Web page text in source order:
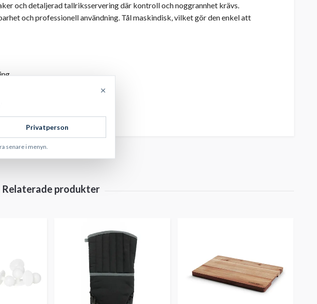
och detaljerad tallriksservering där kontroll och noggrannhet krävs.
och professionell användning. Tål maskindisk, vilket gör den enkel att
×
Privatperson
senare i menyn.